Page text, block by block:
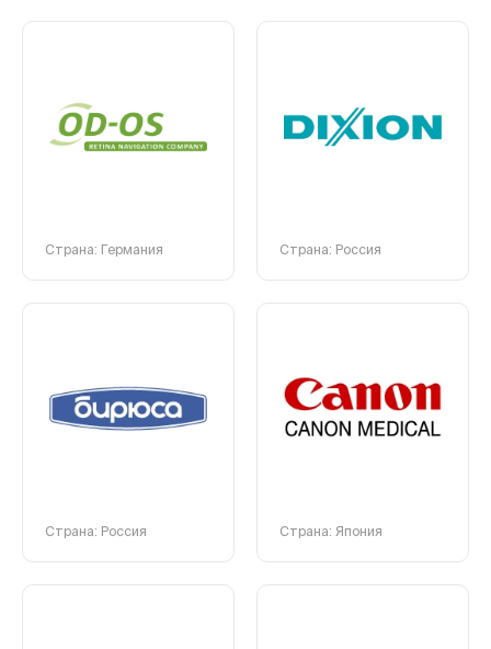
Страна: Германия Страна: Россия
Страна: Россия Страна: Япония